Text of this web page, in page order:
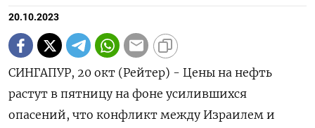
20.10.2023
СИНГАПУР, 20 окт (Рейтер) - Цены на нефть
растут в пятницу на фоне усилившихся
опасений, что конфликт между Израилем и